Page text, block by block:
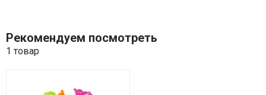
Рекомендуем посмотреть
1 товар